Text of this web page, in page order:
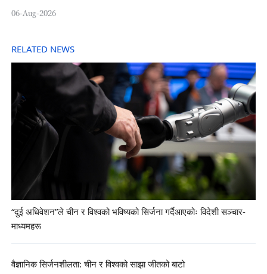
06-Aug-2026
RELATED NEWS
“दुई अधिवेशन”ले चीन र विश्वको भविष्यको सिर्जना गर्दैआएकोः विदेशी सञ्चार-
माध्यमहरू
वैज्ञानिक सिर्जनशीलता: चीन र विश्वको साझा जीतको बाटो